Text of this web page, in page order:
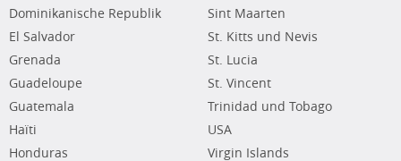
Dominikanische Republik
El Salvador
Grenada
Guadeloupe
Guatemala
Haïti
Honduras
Sint Maarten
St. Kitts und Nevis
St. Lucia
St. Vincent
Trinidad und Tobago
USA
Virgin Islands